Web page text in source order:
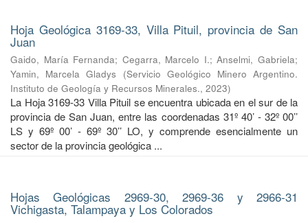
Hoja Geológica 3169-33, Villa Pituil, provincia de San
Juan
Gaido, María Fernanda; Cegarra, Marcelo I.;Anselmi, Gabriela;
Yamin, Marcela Gladys
(Servicio Geológico Minero Argentino.
Instituto de Geología y Recursos Minerales., 2023)
La Hoja 3169-33 Villa Pituil se encuentra ubicada en el sur de la
provincia de San Juan, entre las coordenadas 31º 40’ - 32º 00’’
LS y 69º 00’ - 69º 30’’ LO, y comprende esencialmente un
sector de la provincia geológica ...
Hojas Geológicas 2969-30, 2969-36 y 2966-31
Vichigasta, Talampaya y Los Colorados